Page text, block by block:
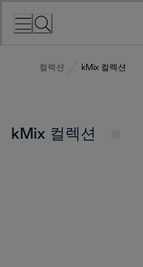
컬렉션 kMix 컬렉션
kMix 컬렉션